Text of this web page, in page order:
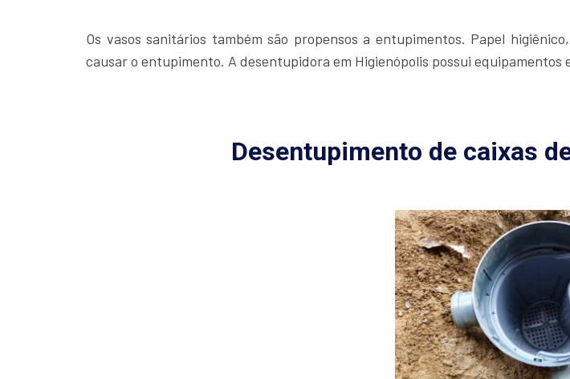
Os vasos sanitários também são propensos a entupimentos. Papel
causar o entupimento. A desentupidora em Higienópolis possui
Desentupimento de caixas